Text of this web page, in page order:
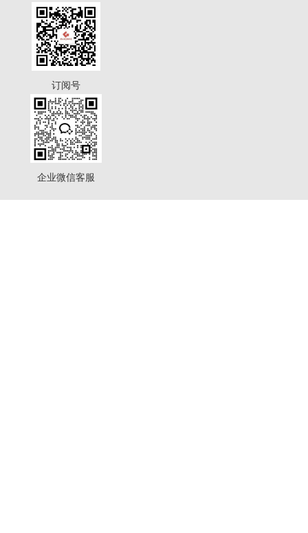
订阅号
企业微信客服